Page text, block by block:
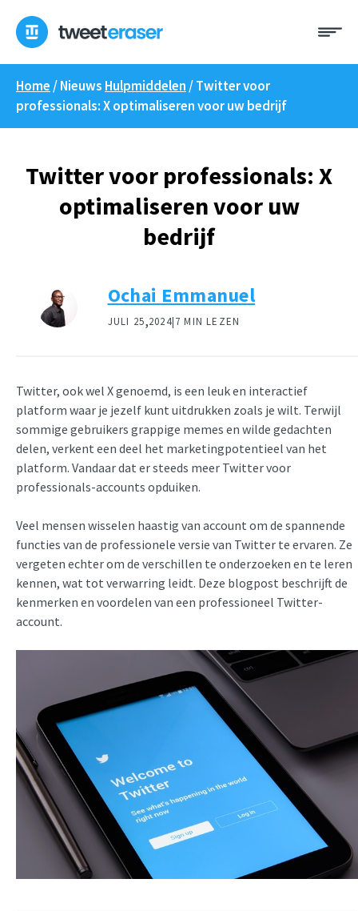
naar
inhoud
Home / Nieuws Hulpmiddelen /Twitter voor
professionals: X optimaliseren voor uw bedrijf
Twitter voor professionals: X
optimaliseren voor uw
bedrijf
Ochai Emmanuel
JULI 25,2024|7 MIN LEZEN
Twitter, ook wel X genoemd, is een leuk en interactief
platform waar je jezelf kunt uitdrukken zoals je wilt. Terwijl
sommige gebruikers grappige memes en wilde gedachten
delen, verkent een deel het marketingpotentieel van het
platform. Vandaar dat er steeds meer Twitter voor
professionals-accounts opduiken.
Veel mensen wisselen haastig van account om de spannende
functies van de professionele versie van Twitter te ervaren. Ze
vergeten echter om de verschillen te onderzoeken en te leren
kennen, wat tot verwarring leidt. Deze blogpost beschrijft de
kenmerken en voordelen van een professioneel Twitter-
account.